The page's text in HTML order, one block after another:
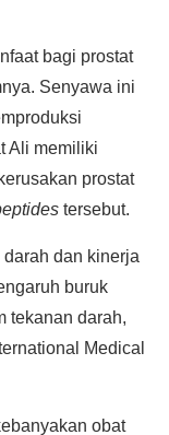
bagi prostat
Senyawa ini
Ali memiliki
prostat
tersebut.
dan kinerja
buruk
tekanan darah,
Medical
obat